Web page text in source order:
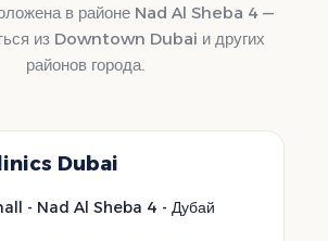
в районе Nad Al Sheba 4 —
из Downtown Dubai и других
районов города.
Dubai
- Nad Al Sheba 4 - Дубай